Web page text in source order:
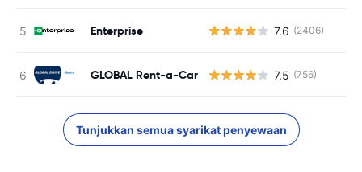
Enterprise 7.6 (2406)
GLOBAL Rent-a-Car 7.5 (756)
Tunjukkan semua syarikat penyewaan